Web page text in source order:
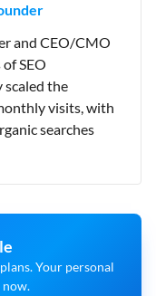
and CEO/CMO
SEO
scaled the
visits, with
searches
Your personal